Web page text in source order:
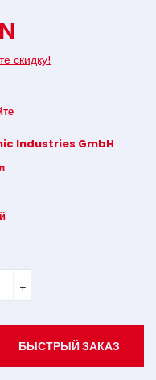
скидку!
Industries GmbH
БЫСТРЫЙ ЗАКАЗ